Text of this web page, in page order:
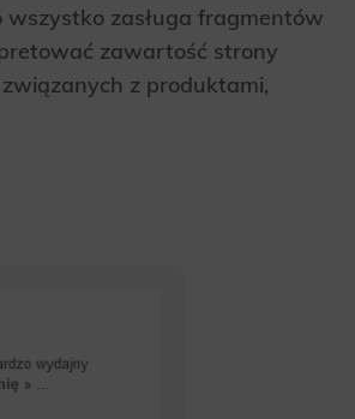
wszystko zasługa fragmentów
zawartość strony
z produktami,